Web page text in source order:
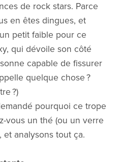
de rock stars. Parce
en êtes dingues, et
petit faible pour ce
qui dévoile son côté
capable de fissurer
quelque chose ?
?)
pourquoi ce trope
vous un thé (ou un verre
analysons tout ça.